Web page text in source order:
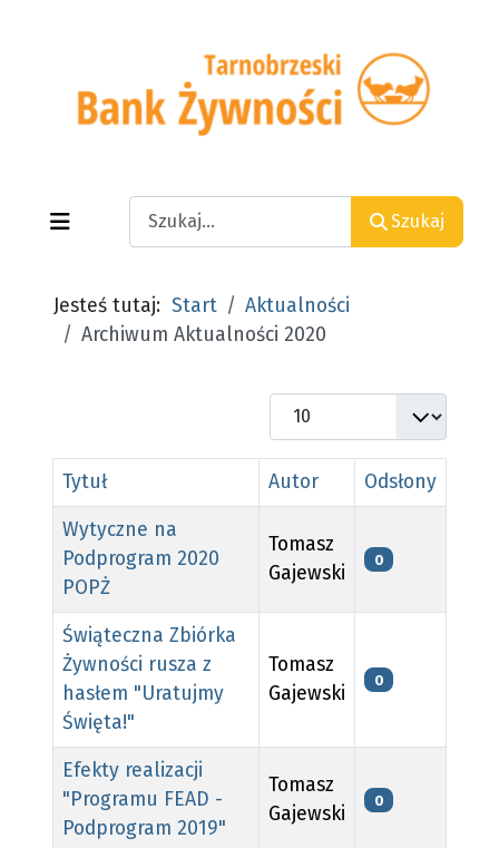
Search
Szukaj
Jesteś tutaj: Start
Aktualności
Archiwum Aktualności 2020
Pokaż #
Tytuł Autor Odsłony
Wytyczne na
Podprogram 2020
POPŻ
Tomasz
Gajewski
0
Świąteczna Zbiórka
Żywności rusza z
hasłem "Uratujmy
Święta!"
Tomasz
Gajewski
0
Efekty realizacji
"Programu FEAD -
Podprogram 2019"
Tomasz
Gajewski
0